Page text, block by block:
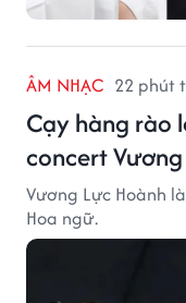
ÂM NHẠC 22 phút
Cạy hàng rào
concert
Vương Lực Hoành
Hoa ngữ.